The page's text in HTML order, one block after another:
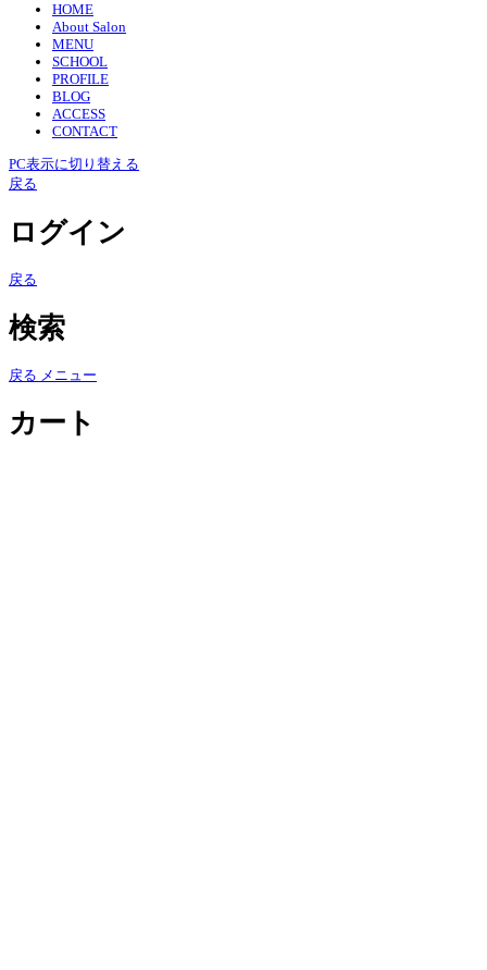
HOME
About Salon
MENU
SCHOOL
PROFILE
BLOG
ACCESS
CONTACT
PC表示に切り替える
戻る
ログイン
戻る
検索
戻る メニュー
カート